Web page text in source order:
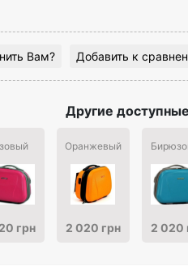
Вам? Добавить к
Другие
грн
Оранжевый
2 020 грн 2 020